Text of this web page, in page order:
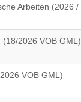
Arbeiten (2026 /
2026 VOB GML)
VOB GML)